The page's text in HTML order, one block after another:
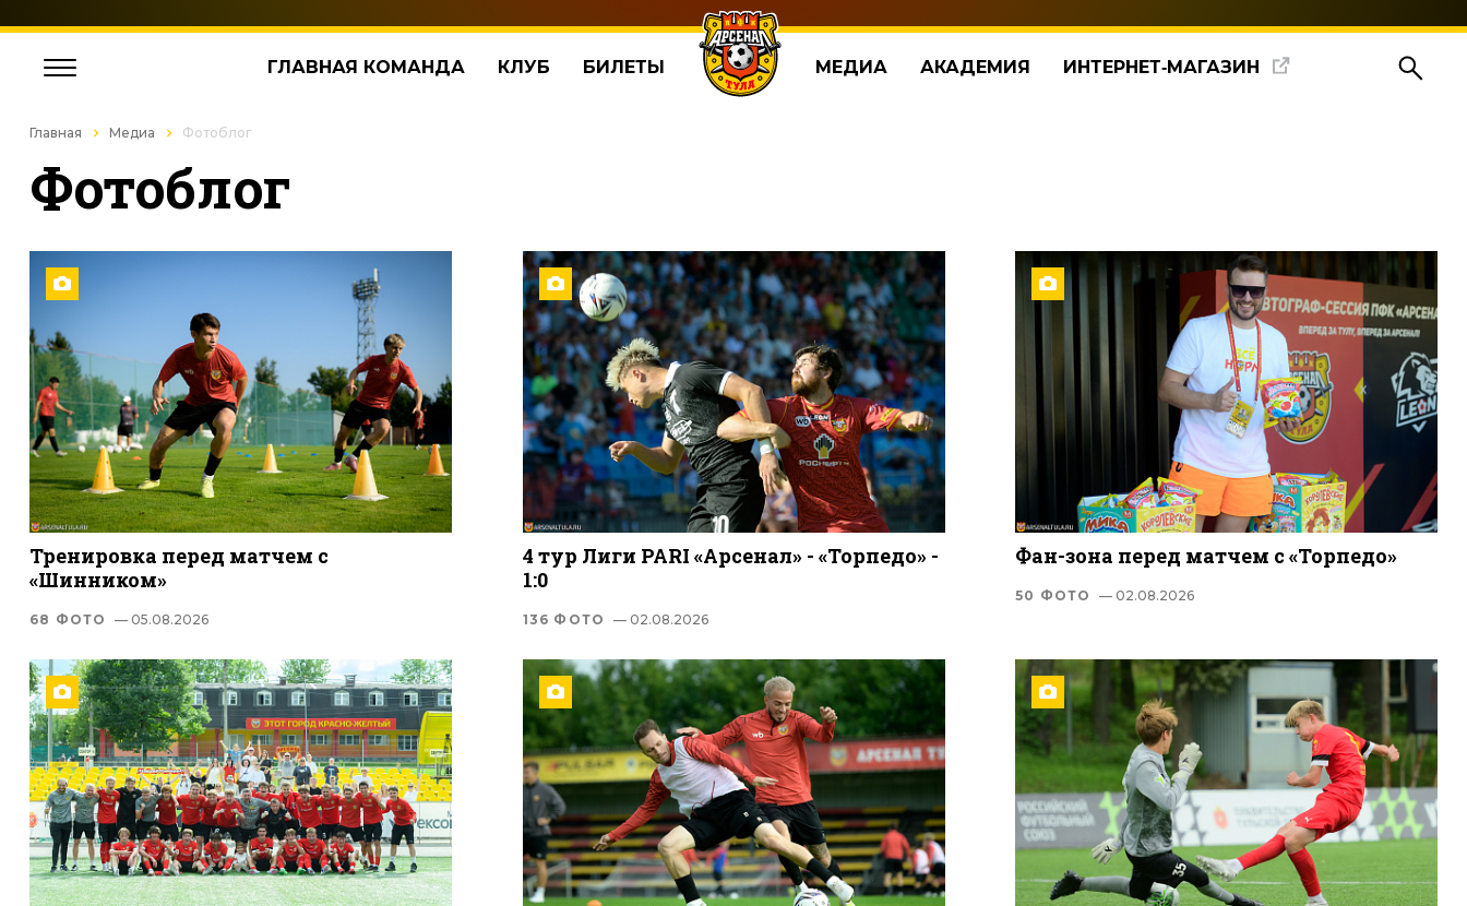
ГЛАВНАЯ КОМАНДА КЛУБ БИЛЕТЫ МЕДИА АКАДЕМИЯ ИНТЕРНЕТ‑МАГАЗИН
Главная Медиа Фотоблог
Фотоблог
Тренировка перед матчем с
«Шинником»
68 ФОТО — 05.08.2026
4 тур Лиги PARI «Арсенал» - «Торпедо» -
1:0
136 ФОТО — 02.08.2026
Фан-зона перед матчем с «Торпедо»
50 ФОТО — 02.08.2026